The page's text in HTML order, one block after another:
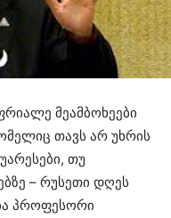
მეამბოხეები
თავს არ უხრის
თუ
– რუსეთი დღეს
პროფესორი